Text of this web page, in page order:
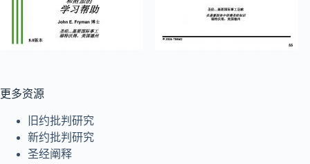
更多资源
旧约批判研究
新约批判研究
圣经阐释